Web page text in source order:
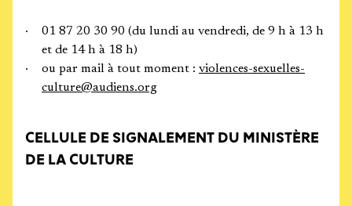
01 87 20 30 90 (du lundi au vendredi, de 9 h à 13 h
et de 14 h à 18 h)
ou par mail à tout moment : violences-sexuelles-
culture@audiens.org
CELLULE DE SIGNALEMENT DU MINISTÈRE
DE LA CULTURE